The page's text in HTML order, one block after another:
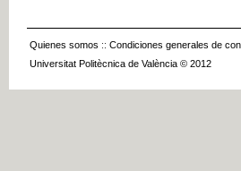
Quienes somos :: Condiciones generales de
Universitat Politècnica de València © 2012